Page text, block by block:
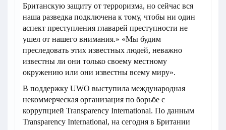
Британскую защиту от терроризма, но сейчас вся
наша разведка подключена к тому, чтобы ни один
аспект преступления главарей преступности не
ушел от нашего внимания.» «Мы будим
преследовать этих известных людей, неважно
известны ли они только своему местному
окружению или они известны всему миру».
В поддержку UWO выступила международная
некоммерческая организация по борьбе с
коррупцией Transparency International. По данным
Transparency International, на сегодня в Британии